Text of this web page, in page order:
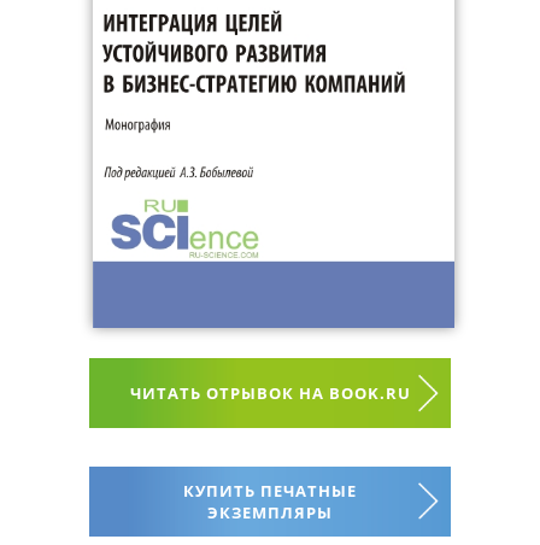
ЧИТАТЬ ОТРЫВОК НА BOOK.RU
КУПИТЬ ПЕЧАТНЫЕ
ЭКЗЕМПЛЯРЫ